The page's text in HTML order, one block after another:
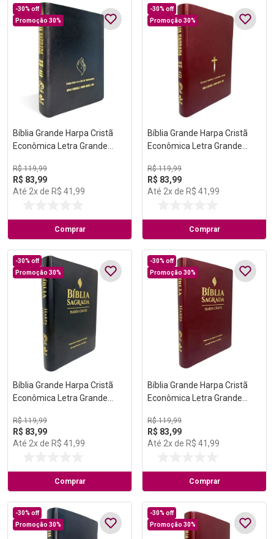
-30% off
Promoção 30%
Bíblia Grande Harpa Cristã
Econômica Letra Grande
R$ 119,99
R$ 83,99
Até 2x de R$ 41 ,99
Comprar
-30% off
Promoção 30%
Bíblia Grande Harpa Cristã
Econômica Letra Grande
R$ 119,99
R$ 83,99
Até 2x de R$ 41 ,99
Comprar
-30% off
Promoção 30%
Bíblia Grande Harpa Cristã
Econômica Letra Grande
R$ 119,99
R$ 83,99
Até 2x de R$ 41 ,99
Comprar
-30% off
Promoção 30%
Bíblia Grande Harpa Cristã
Econômica Letra Grande
R$ 119,99
R$ 83,99
Até 2x de R$ 41 ,99
Comprar
-30% off
Promoção 30%
-30% off
Promoção 30%